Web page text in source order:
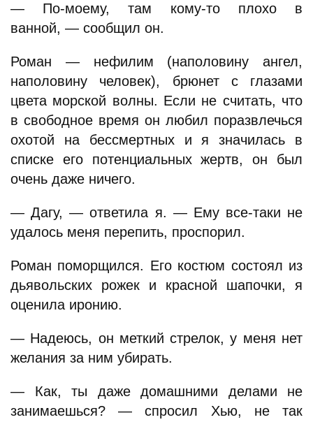
— По-моему, там кому-то плохо в
ванной, — сообщил он.
Роман — нефилим (наполовину ангел,
наполовину человек), брюнет с глазами
цвета морской волны. Если не считать, что
в свободное время он любил поразвлечься
охотой на бессмертных и я значилась в
списке его потенциальных жертв, он был
очень даже ничего.
— Дагу, — ответила я. — Ему все-таки не
удалось меня перепить, проспорил.
Роман поморщился. Его костюм состоял из
дьявольских рожек и красной шапочки, я
оценила иронию.
— Надеюсь, он меткий стрелок, у меня нет
желания за ним убирать.
— Как, ты даже домашними делами не
занимаешься? — спросил Хью, не так